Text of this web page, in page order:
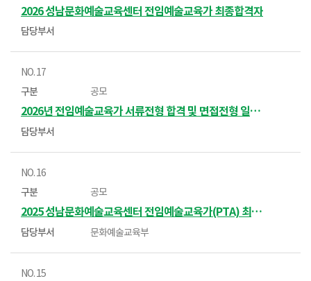
2026 성남문화예술교육센터 전임예술교육가 최종합격자
17
공모
2026년 전임예술교육가 서류전형 합격 및 면접전형 일정 안내
16
공모
2025 성남문화예술교육센터 전임예술교육가(PTA) 최종 선정 결과 알림
문화예술교육부
15